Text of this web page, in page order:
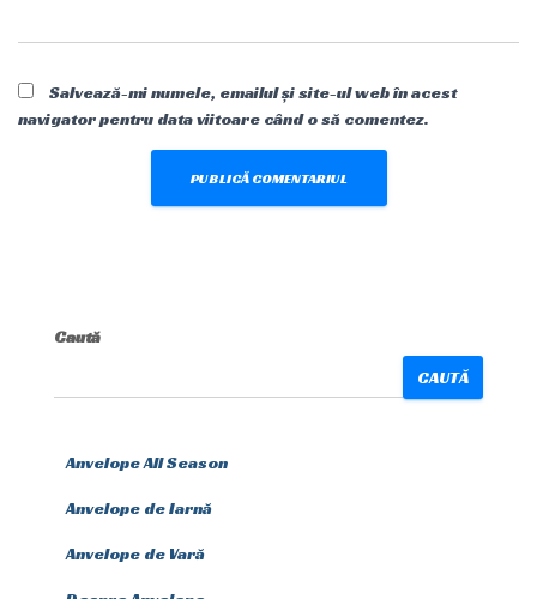
Salvează-mi numele, emailul și site-ul web în acest
navigator pentru data viitoare când o să comentez.
Caută
CAUTĂ
Anvelope All Season
Anvelope de Iarnă
Anvelope de Vară